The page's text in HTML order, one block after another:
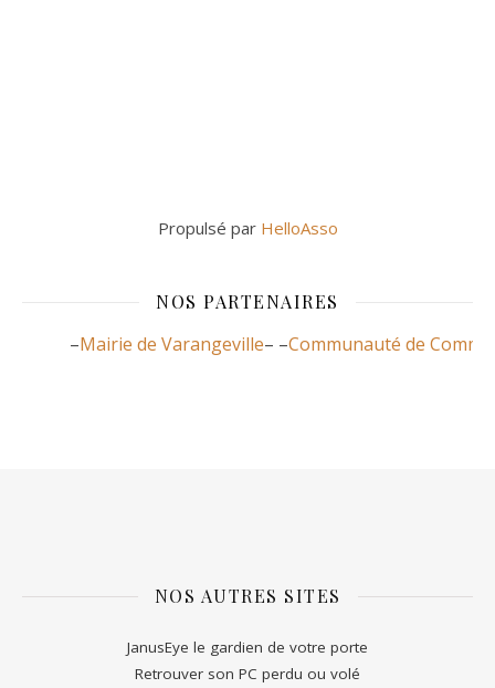
Propulsé par HelloAsso
NOS PARTENAIRES
Mairie de Varangeville– –Communauté de
NOS AUTRES SITES
JanusEye le gardien de votre porte
Retrouver son PC perdu ou volé